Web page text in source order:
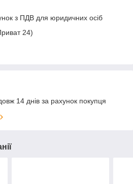
з ПДВ для юридичних осіб
24)
14 днів за рахунок покупця